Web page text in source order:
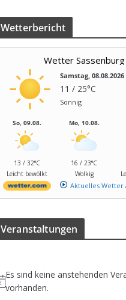
Wet­ter­be­richt
Wetter Sassenburg
Samstag, 08.08.2026
11 / 25°C
Sonnig
So, 09.08.
13 / 32°C
Leicht bewölkt
Mo, 10.08.
16 / 23°C
Wolkig
Aktuelles Wetter
Ver­an­stal­tun­gen
Es sind keine anstehenden
vorhanden.